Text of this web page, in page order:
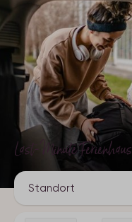
Last-Minute Ferienhaus
Standort